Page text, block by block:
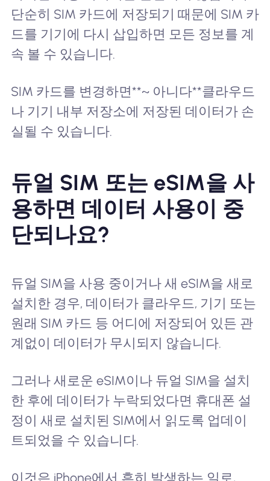
단순히 SIM 카드에 저장되기 때문에 SIM 카
드를 기기에 다시 삽입하면 모든 정보를 계
속 볼 수 있습니다.
SIM 카드를 변경하면**~ 아니다**클라우드
나 기기 내부 저장소에 저장된 데이터가 손
실될 수 있습니다.
듀얼 SIM 또는 eSIM을 사
용하면 데이터 사용이 중
단되나요?
듀얼 SIM을 사용 중이거나 새 eSIM을 새로
설치한 경우, 데이터가 클라우드, 기기 또는
원래 SIM 카드 등 어디에 저장되어 있든 관
계없이 데이터가 무시되지 않습니다.
그러나 새로운 eSIM이나 듀얼 SIM을 설치
한 후에 데이터가 누락되었다면 휴대폰 설
정이 새로 설치된 SIM에서 읽도록 업데이
트되었을 수 있습니다.
이것은 iPhone에서 흔히 발생하는 일로,